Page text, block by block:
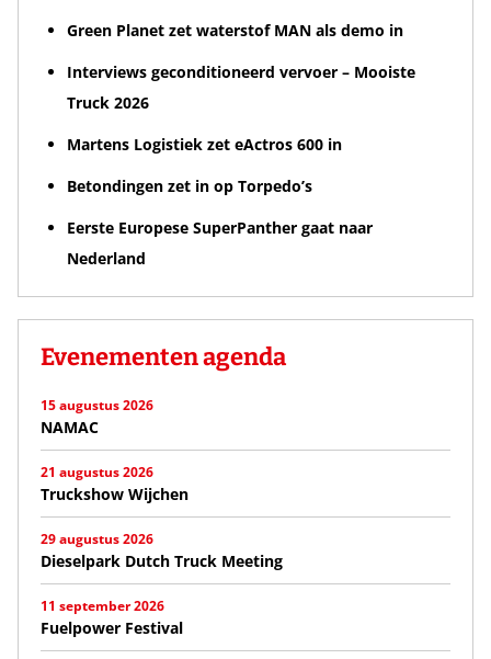
Green Planet zet waterstof MAN als demo in
Interviews geconditioneerd vervoer – Mooiste
Truck 2026
Martens Logistiek zet eActros 600 in
Betondingen zet in op Torpedo’s
Eerste Europese SuperPanther gaat naar
Nederland
Evenementen agenda
15 augustus 2026
NAMAC
21 augustus 2026
Truckshow Wijchen
29 augustus 2026
Dieselpark Dutch Truck Meeting
11 september 2026
Fuelpower Festival